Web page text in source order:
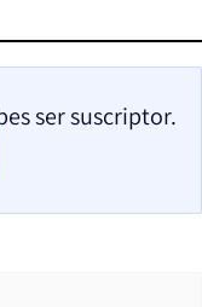
ser suscriptor.